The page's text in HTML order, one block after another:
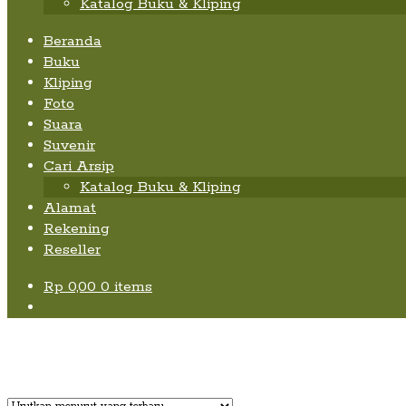
Katalog Buku & Kliping
Beranda
Buku
Kliping
Foto
Suara
Suvenir
Cari Arsip
Katalog Buku & Kliping
Alamat
Rekening
Reseller
Rp 0,00 0 items